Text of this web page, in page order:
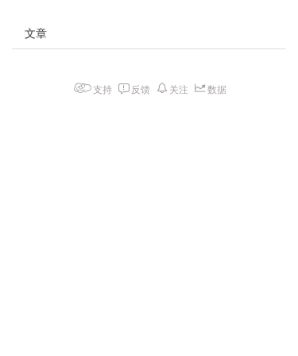
文章
支持 反馈 关注 数据